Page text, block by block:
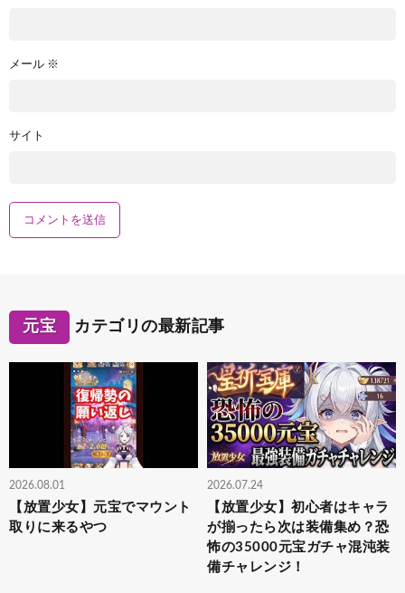
メール ※
サイト
元宝 カテゴリの最新記事
2026.08.01
【放置少女】元宝でマウント
取りに来るやつ
2026.07.24
【放置少女】初心者はキャラ
が揃ったら次は装備集め？恐
怖の35000元宝ガチャ混沌装
備チャレンジ！